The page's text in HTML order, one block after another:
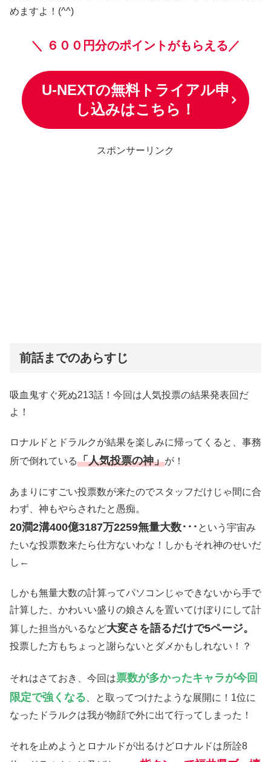
めますよ！(^^)
＼ ６００円分のポイントがもらえる／
U-NEXTの無料トライアル申
し込みはこちら！
スポンサーリンク
前話までのあらすじ
吸血鬼すぐ死ぬ213話！今回は人気投票の結果発表回だ
よ！
ロナルドとドラルクが結果を楽しみに帰ってくると、事務
所で倒れている「人気投票の神」が！
あまりにすごい投票数が来たのでスタッフだけじゃ間に合
わず、神もやらされたと愚痴。
20澗2溝400億3187万2259無量大数･･･ という宇宙み
たいな投票数来たら仕方ないわな！しかもそれ神のせいだ
し←
しかも無量大数の計算ってパソコンじゃできないから手で
計算した、かわいい盛りの娘さんを置いてけぼりにして計
算した担当がいるなど大変さを語るだけで5ページ。
投票した方もちょっと謝らないとダメかもしれない！？
それはさておき、今回は票数が多かったキャラが今回
限定で強くなる 、と取ってつけたような展開に！1位に
なったドラルクは我が物顔で外に出て行ってしまった！
それを止めようとロナルドが出るけどロナルドは所詮8